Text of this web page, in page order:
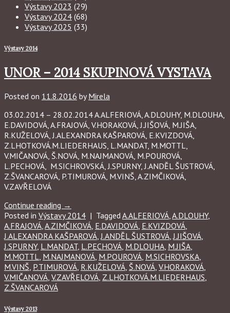
Výstavy 2023 (29)
Výstavy 2024 (68)
Výstavy 2025 (33)
Výstavy 2014
UNOR – 2014 SKUPINOVÁ VYSTAVA
Posted on 11.8.2016 byMirela
03.02.2014 – 28.02.2014 A.ALFERIOVÁ, A.DLOUHY, M.DLOUHA,
E.DAVIDOVÁ, A.FRAJOVÁ, V.HORAKOVÁ, J.JIŠOVÁ, M.JIŠA,
R.KUŽELOVÁ, J.ALEXANDRA KAŠPAROVÁ, E.KVIZDOVÁ,
Z.LHOTKOVÁ.M.LIEDERHAUS, L.MANDAT, M.MOTTL,
V.MIČANOVÁ, Š.NOVÁ, M.NAJMANOVÁ, M.POUROVÁ,
L.PECHOVÁ, M.SICHROVSKÁ, J.SPURNY, J.ANDĚL ŠUSTROVÁ,
Z.ŠVANCAROVÁ, P.TIMUROVÁ, M.VINŠ, A.ZIMČIKOVÁ,
V.ZAVŘELOVÁ
Continue reading →
Posted in Výstavy 2014 | Tagged A.ALFERIOVÁ A.DLOUHY,
A.FRAJOVÁ A.ZIMČIKOVÁ E.DAVIDOVÁ E.KVIZDOVÁ
J.ALEXANDRA KAŠPAROVÁ J.ANDĚL ŠUSTROVÁ J.JIŠOVÁ
J.SPURNY, L.MANDAT, L.PECHOVÁ M.DLOUHA M.JIŠA
M.MOTTL M.NAJMANOVÁ M.POUROVÁ M.SICHROVSKA
M.VINŠ P.TIMUROVÁ R.KUŽELOVÁ Š.NOVÁ V.HORAKOVÁ
V.MIČANOVÁ V.ZAVŘELOVÁ Z.LHOTKOVÁ.M.LIEDERHAUS
Z.ŠVANCAROVÁ
Výstavy 2013